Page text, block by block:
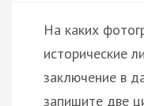
На каких
исторические
заключение в
запишите две